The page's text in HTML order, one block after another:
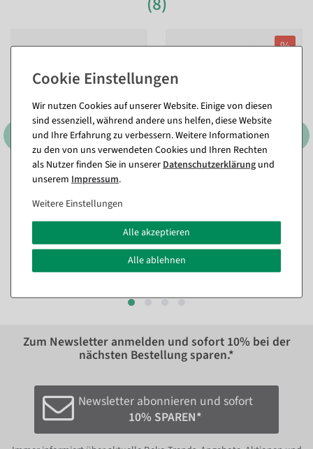
Schwarze Größenreiter mit
Konfektionsgrößen für
Kleiderbügel
Ausführungen
3,47 EUR zzgl. ges. MwSt.
%
2,48 EUR zzgl. ges. MwSt.
Zum Newsletter anmelden und sofort 10% bei der
nächsten Bestellung sparen.*
Newsletter abonnieren und sofort
10% SPAREN*
Wir nutzen Cookies auf unserer Website. Einige von diesen
sind essenziell, während andere uns helfen, diese Website
und Ihre Erfahrung zu verbessern. Weitere Informationen
zu den von uns verwendeten Cookies und Ihren Rechten
als Nutzer finden Sie in unsererDaten­schutz­erklärung und
unserem Impressum.
Weitere Einstellungen
Alle akzeptieren
Alle ablehnen